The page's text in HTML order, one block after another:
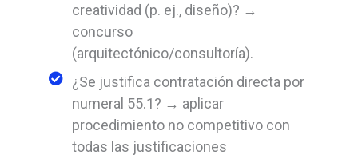
creatividad (p. ej., diseño)? →
concurso
(arquitectónico/consultoría).
¿Se justifica contratación directa por
numeral 55.1? → aplicar
procedimiento no competitivo con
todas las justificaciones